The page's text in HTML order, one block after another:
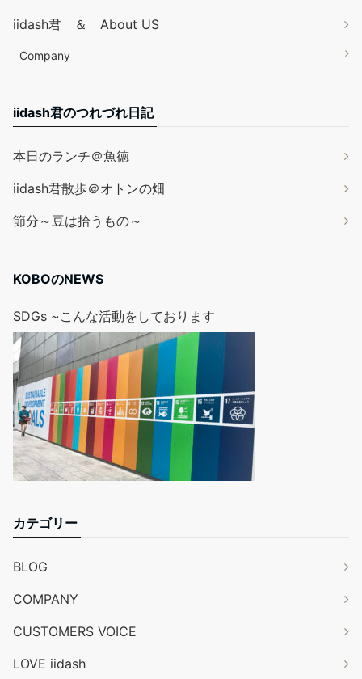
iidash君 ＆ About US
Company
iidash君のつれづれ日記
本日のランチ＠魚徳
iidash君散歩＠オトンの畑
節分～豆は拾うもの～
KOBOのNEWS
SDGs ~こんな活動をしております
カテゴリー
BLOG
COMPANY
CUSTOMERS VOICE
LOVE iidash